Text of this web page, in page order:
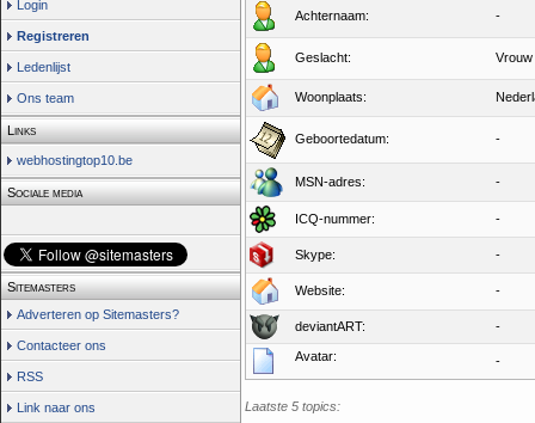
Login
Registreren
Ledenlijst
Ons team
Links
webhostingtop10.be
Sociale media
Sitemasters
Adverteren op Sitemasters?
Contacteer ons
RSS
Link naar ons
Achternaam: -
Geslacht: Vrouw
Woonplaats:
Geboortedatum: -
MSN-adres: -
ICQ-nummer: -
Skype: -
Website: -
deviantART: -
Avatar: -
Laatste 5 topics: